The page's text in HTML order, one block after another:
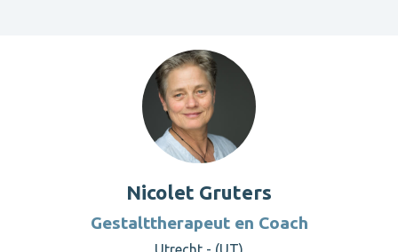
Nicolet Gruters
Gestalttherapeut en Coach